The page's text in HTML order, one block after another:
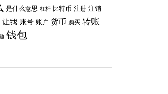
是什么意思 杠杆 比特币 注册 注销
让我 账号 账户 货币 购买 转账
钱包